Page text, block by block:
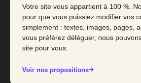
Votre site vous appartient à 100 %.
pour que vous puissiez modifier vos
simplement : textes, images, pages,
vous préférez déléguer, nous
site pour vous.
Voir nos propositions